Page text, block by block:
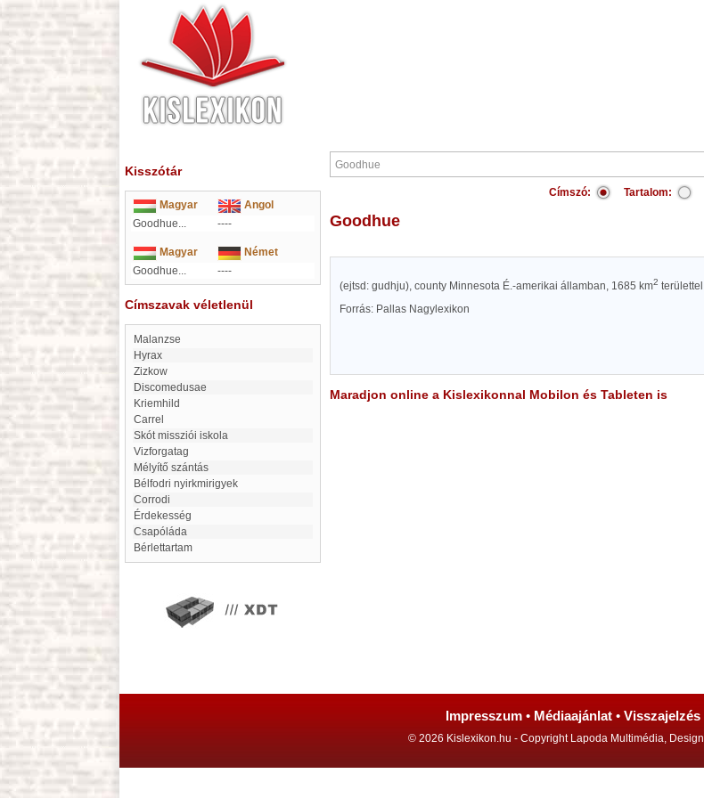
Kisszótár
Magyar
Angol
Goodhue...
----
Magyar
Német
Goodhue...
----
Címszavak véletlenül
Malanzse
Hyrax
Zizkow
Discomedusae
Kriemhild
Carrel
Skót missziói iskola
Vizforgatag
Mélyítő szántás
Bélfodri nyirkmirigyek
Corrodi
érdekesség
Csapóláda
Bérlettartam
Címszó: Tartalom:
Goodhue
(ejtsd: gudhju), county Minnesota É.-amerikai államban, 1685 km2
Forrás: Pallas Nagylexikon
Maradjon online a Kislexikonnal Mobilon és Tableten is
Impresszum • Médiaajánlat • Visszajelzés
© 2026 Kislexikon.hu - Copyright Lapoda Multimédia,